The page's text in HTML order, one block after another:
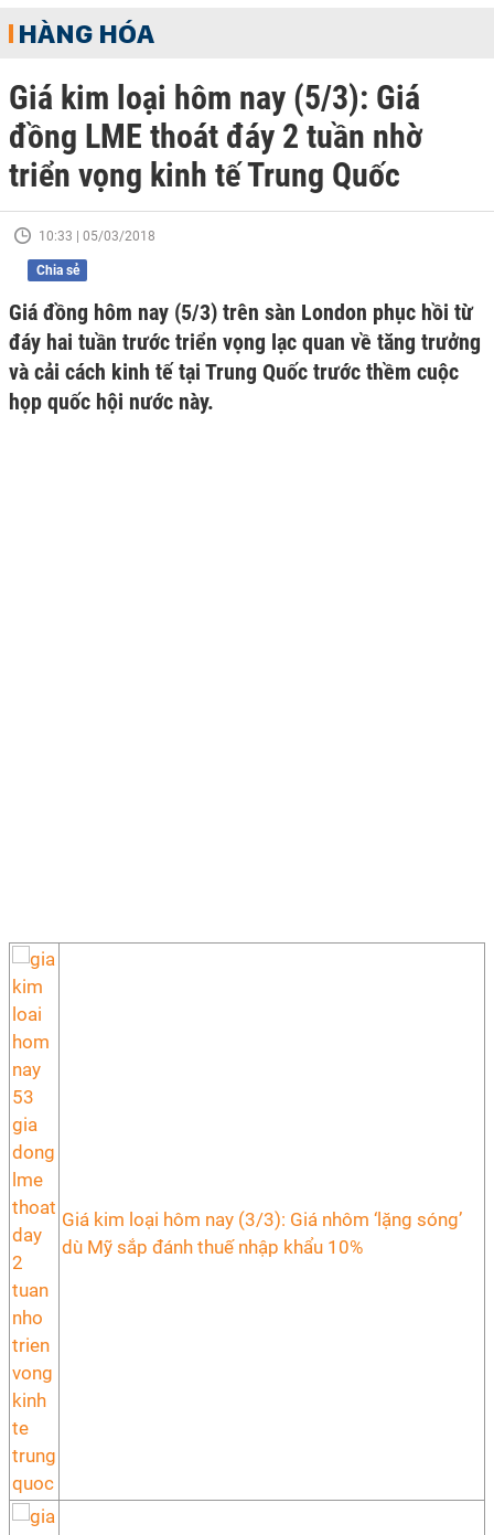
HÀNG HÓA
Giá kim loại hôm nay (5/3): Giá
đồng LME thoát đáy 2 tuần nhờ
triển vọng kinh tế Trung Quốc
10:33 | 05/03/2018
Chia sẻ
Giá đồng hôm nay (5/3) trên sàn London phục hồi từ
đáy hai tuần trước triển vọng lạc quan về tăng trưởng
và cải cách kinh tế tại Trung Quốc trước thềm cuộc
họp quốc hội nước này.
Giá kim loại hôm nay (3/3): Giá nhôm ‘lặng sóng’
dù Mỹ sắp đánh thuế nhập khẩu 10%